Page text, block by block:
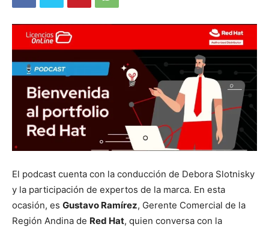
El podcast cuenta con la conducción de Debora Slotnisky
y la participación de expertos de la marca. En esta
ocasión, es Gustavo Ramírez, Gerente Comercial de la
Región Andina de Red Hat, quien conversa con la